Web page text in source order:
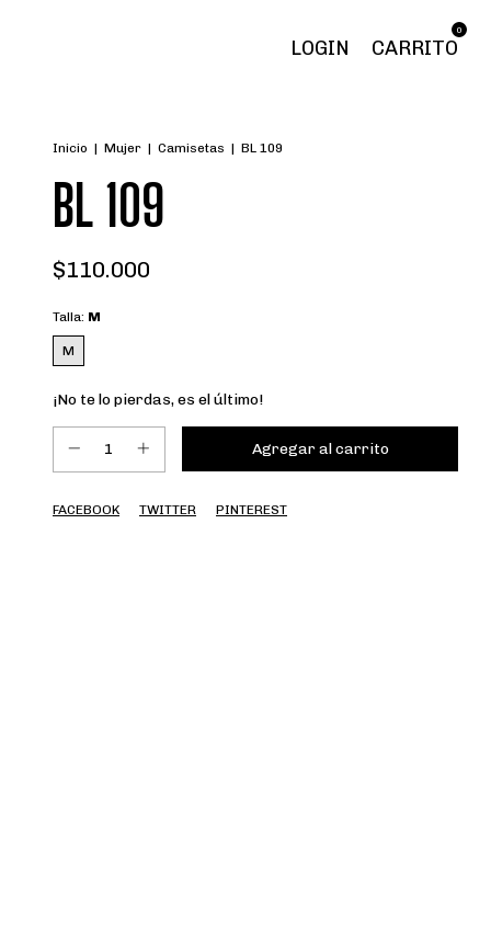
LOGIN CARRITO
0
Inicio | Mujer | Camisetas | BL 109
BL 109
$110.000
Talla: M
M
¡No te lo pierdas, es el último!
FACEBOOK TWITTER PINTEREST